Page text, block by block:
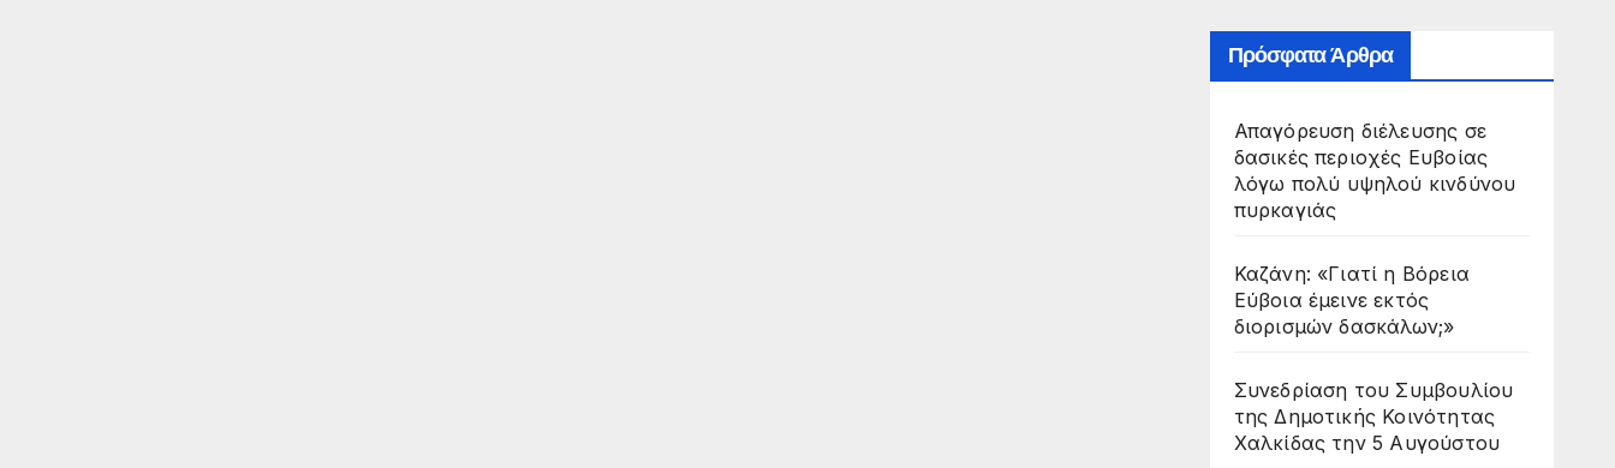
Πρόσφατα Άρθρα
Απαγόρευση διέλευσης σε
δασικές περιοχές Ευβοίας
λόγω πολύ υψηλού κινδύνου
πυρκαγιάς
Καζάνη: «Γιατί η Βόρεια
Εύβοια έμεινε εκτός
διορισμών δασκάλων;»
Συνεδρίαση του Συμβουλίου
της Δημοτικής Κοινότητας
Χαλκίδας την 5 Αυγούστου